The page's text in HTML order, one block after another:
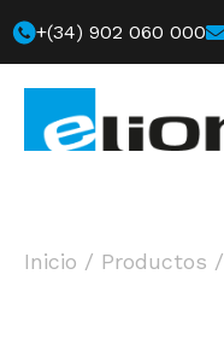
+(34) 902 060 000
Inicio / Productos /